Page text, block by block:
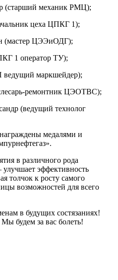
(старший механик РМЦ);
цеха ЦПКГ 1);
(мастер ЦЭЭиОДГ);
1 оператор ТУ);
ведущий маркшейдер);
ремонтник ЦЭОТВС);
(ведущий технолог
медалями и
в различного рода
улучшает эффективность
толчок к росту самого
возможностей для всего
в будущих состязаниях!
будем за вас болеть!